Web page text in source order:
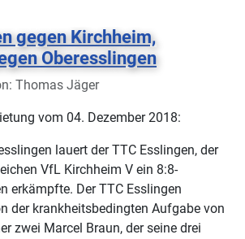
gegen Kirchheim,
Oberesslingen
Thomas Jäger
vom 04. Dezember 2018:
lauert der TTC Esslingen, der
VfL Kirchheim V ein 8:8-
erkämpfte. Der TTC Esslingen
der krankheitsbedingten Aufgabe von
zwei Marcel Braun, der seine drei